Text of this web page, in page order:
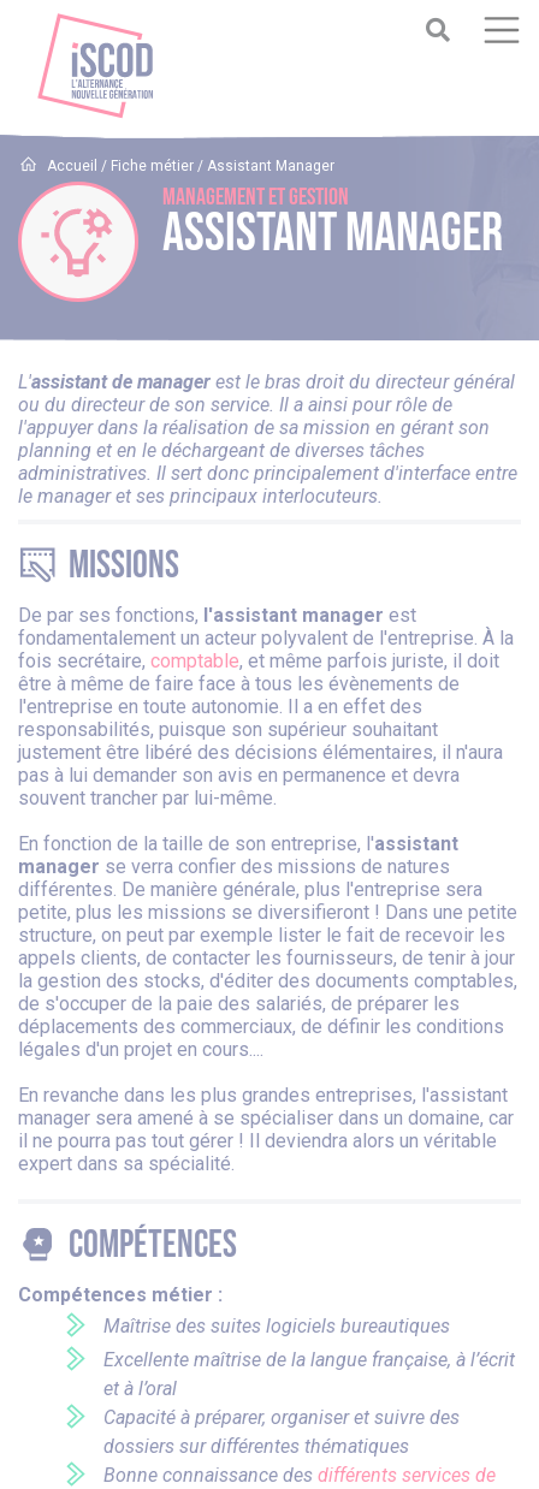
Accueil / Fiche métier /Assistant Manager
Management et Gestion
Assistant Manager
L'assistant de manager est le bras droit du directeur général
ou du directeur de son service. Il a ainsi pour rôle de
l'appuyer dans la réalisation de sa mission en gérant son
planning et en le déchargeant de diverses tâches
administratives. Il sert donc principalement d'interface entre
le manager et ses principaux interlocuteurs.
Missions
De par ses fonctions, l'assistant manager est
fondamentalement un acteur polyvalent de l'entreprise. À la
fois secrétaire, comptable, et même parfois juriste, il doit
être à même de faire face à tous les évènements de
l'entreprise en toute autonomie. Il a en effet des
responsabilités, puisque son supérieur souhaitant
justement être libéré des décisions élémentaires, il n'aura
pas à lui demander son avis en permanence et devra
souvent trancher par lui-même.
En fonction de la taille de son entreprise, l'assistant
manager se verra confier des missions de natures
différentes. De manière générale, plus l'entreprise sera
petite, plus les missions se diversifieront ! Dans une petite
structure, on peut par exemple lister le fait de recevoir les
appels clients, de contacter les fournisseurs, de tenir à jour
la gestion des stocks, d'éditer des documents comptables,
de s'occuper de la paie des salariés, de préparer les
déplacements des commerciaux, de définir les conditions
légales d'un projet en cours....
En revanche dans les plus grandes entreprises, l'assistant
manager sera amené à se spécialiser dans un domaine, car
il ne pourra pas tout gérer ! Il deviendra alors un véritable
expert dans sa spécialité.
Compétences
Compétences métier :
Maîtrise des suites logiciels bureautiques
Excellente maîtrise de la langue française, à l’écrit
et à l’oral
Capacité à préparer, organiser et suivre des
dossiers sur différentes thématiques
Bonne connaissance des différents services de